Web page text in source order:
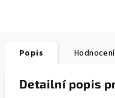
Popis Hodnocení
Detailní popis